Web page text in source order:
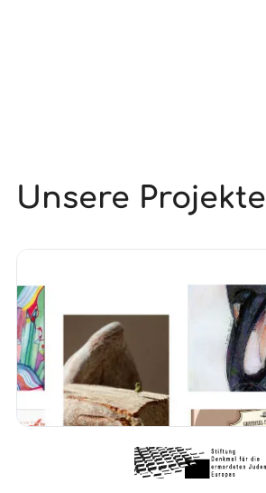
Unsere Projekte